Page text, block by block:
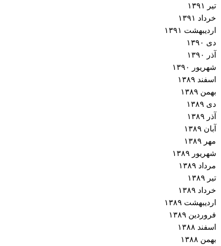
تیر ۱۳۹۱
خرداد ۱۳۹۱
اردیبهشت ۱۳۹۱
دی ۱۳۹۰
آذر ۱۳۹۰
شهریور ۱۳۹۰
اسفند ۱۳۸۹
بهمن ۱۳۸۹
دی ۱۳۸۹
آذر ۱۳۸۹
آبان ۱۳۸۹
مهر ۱۳۸۹
شهریور ۱۳۸۹
مرداد ۱۳۸۹
تیر ۱۳۸۹
خرداد ۱۳۸۹
اردیبهشت ۱۳۸۹
فروردین ۱۳۸۹
اسفند ۱۳۸۸
بهمن ۱۳۸۸